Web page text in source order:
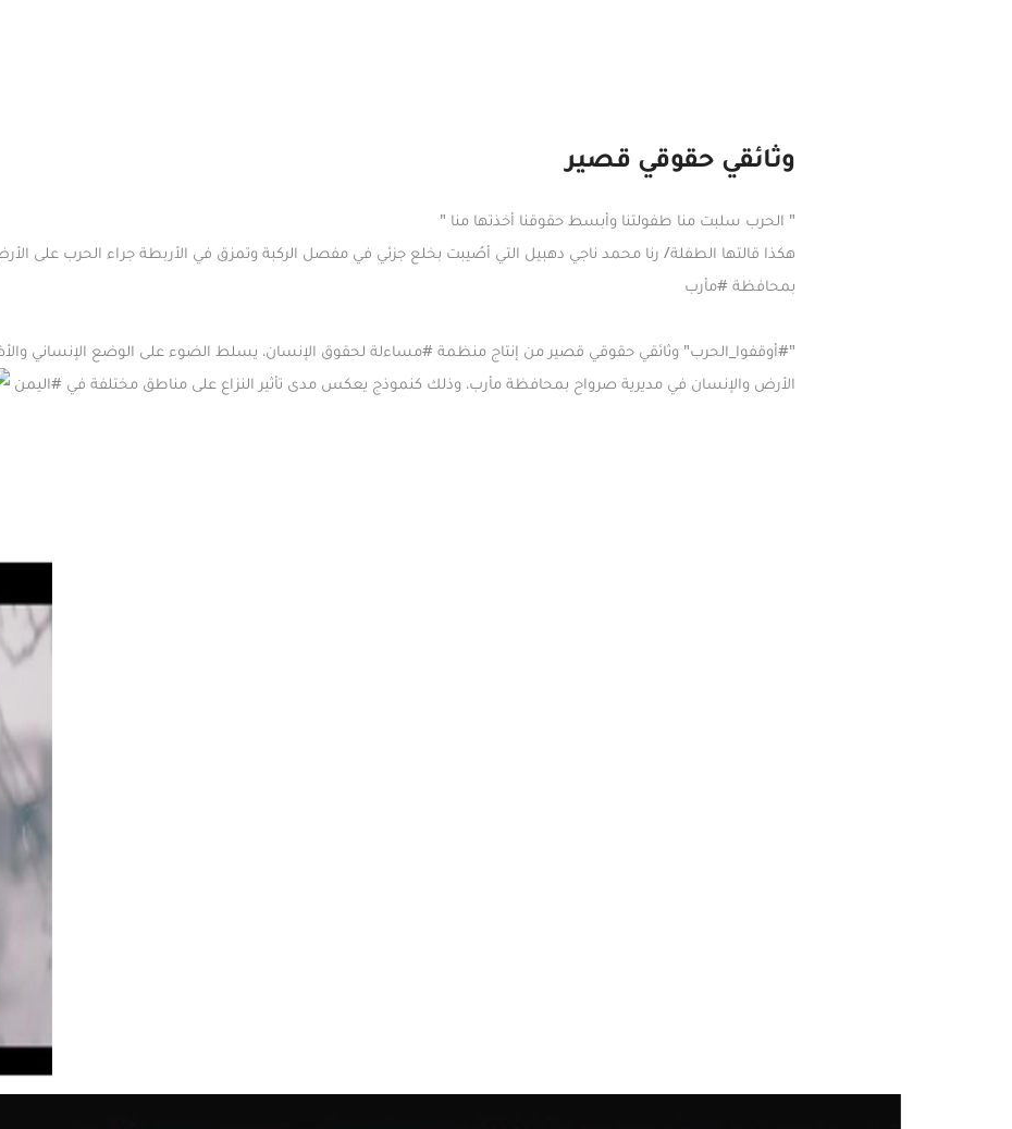
وثائقي حقوقي قصير
‏" الحرب سلبت منا طفولتنا وأبسط حقوقنا أخذتها منا "
‏هكذا قالتها الطفلة/ رنا محمد ناجي دهبيل التي أصُيبت بخلع جزئي في مفصل الركبة وتمزق في الأربطة جراء الحرب على
بمحافظة ⁧‫#مأرب
‫"⁧#أوقفوا_الحرب⁩" وثائقي حقوقي قصير من إنتاج منظمة ⁧#مساءلة لحقوق الإنسان، يسلط الضوء على الوضع الإنساني
الأرض والإنسان في مديرية ⁧صرواح⁩ بمحافظة ⁧مأرب⁩، وذلك كنموذج يعكس مدى تأثير النزاع على مناطق مختلفة في ⁧#اليمن ⁩